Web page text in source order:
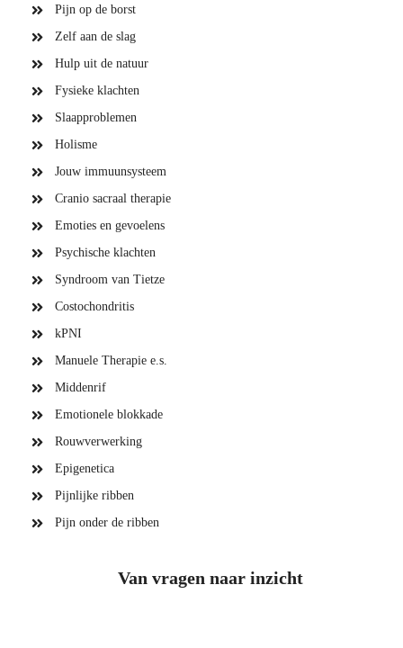
Pijn op de borst
Zelf aan de slag
Hulp uit de natuur
Fysieke klachten
Slaapproblemen
Holisme
Jouw immuunsysteem
Cranio sacraal therapie
Emoties en gevoelens
Psychische klachten
Syndroom van Tietze
Costochondritis
kPNI
Manuele Therapie e.s.
Middenrif
Emotionele blokkade
Rouwverwerking
Epigenetica
Pijnlijke ribben
Pijn onder de ribben
Van vragen naar inzicht